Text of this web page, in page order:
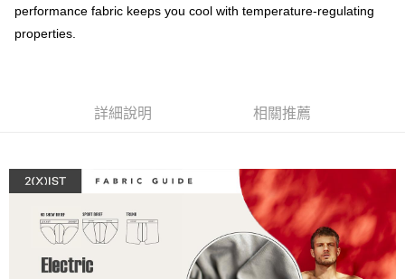
相關說明
【關於「AFTEE先享後付」】
AFTEE先享後付是「在收到商品之後才付款」的支付方式。 讓您購物簡單
３．安心：先確認商品／服務後，再付款。
結帳頁面，進行簡訊認證並確認金額後，即可完成結帳。
２．訂單成立數日內，您將收到繳費通知簡訊。
３．收到繳費通知簡訊後14天內，點擊此簡訊中的連結，可透過四大超商／
ATM／網路銀行／等多元方式進行付款，方視為交易完成。
※ 請注意：結帳手續完成當下不需立刻繳費，但若您需要取消訂單，請聯絡
購買商品的店家。未經商家同意取消之訂單仍視為有效，需透過AFTEE先享
後付繳納相關費用。
ATM付款
付款後全家取貨
每筆NT$80，滿NT$1,200(含以上)免運費
7-11取貨付款
每筆NT$80，滿NT$1,200(含以上)免運費
performance fabric keeps you cool with temperature-regulating
properties.
詳細說明 相關推薦